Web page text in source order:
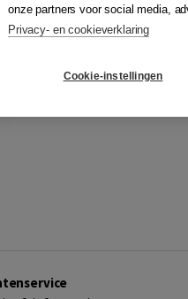
onze partners voor social media,
Privacy- en cookieverklaring
Cookie-instellingen